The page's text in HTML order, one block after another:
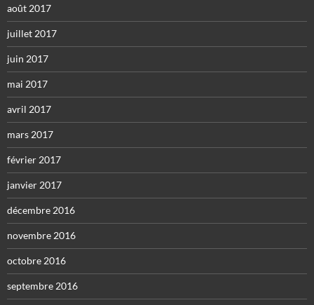
août 2017
juillet 2017
juin 2017
mai 2017
avril 2017
mars 2017
février 2017
janvier 2017
décembre 2016
novembre 2016
octobre 2016
septembre 2016